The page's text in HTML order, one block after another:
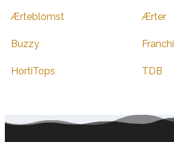
Ærteblomst Ærter
Buzzy Franchi
HortiTops TDB